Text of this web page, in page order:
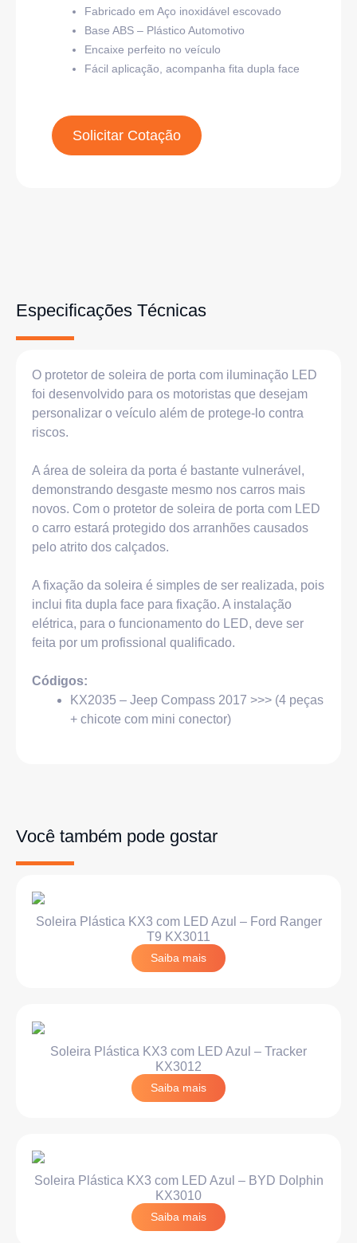
Fabricado em Aço inoxidável escovado
Base ABS – Plástico Automotivo
Encaixe perfeito no veículo
Fácil aplicação, acompanha fita dupla face
Solicitar Cotação
Especificações Técnicas
O protetor de soleira de porta com iluminação LED
foi desenvolvido para os motoristas que desejam
personalizar o veículo além de protege-lo contra
riscos.
A área de soleira da porta é bastante vulnerável,
demonstrando desgaste mesmo nos carros mais
novos. Com o protetor de soleira de porta com LED
o carro estará protegido dos arranhões causados
pelo atrito dos calçados.
A fixação da soleira é simples de ser realizada, pois
inclui fita dupla face para fixação. A instalação
elétrica, para o funcionamento do LED, deve ser
feita por um profissional qualificado.
Códigos:
KX2035 – Jeep Compass 2017 >>> (4 peças
+ chicote com mini conector)
Você também pode gostar
Soleira Plástica KX3 com LED Azul – Ford Ranger
T9 KX3011
Saiba mais
Soleira Plástica KX3 com LED Azul – Tracker
KX3012
Saiba mais
Soleira Plástica KX3 com LED Azul – BYD Dolphin
KX3010
Saiba mais